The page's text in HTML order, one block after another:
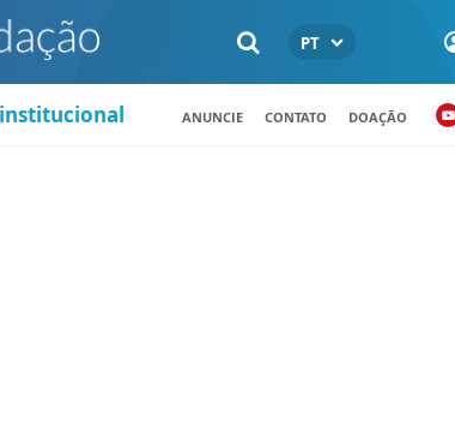
PT
institucional ANUNCIE CONTATO DOAÇÃO